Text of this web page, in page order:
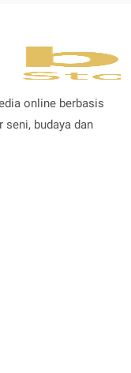
online berbasis
budaya dan